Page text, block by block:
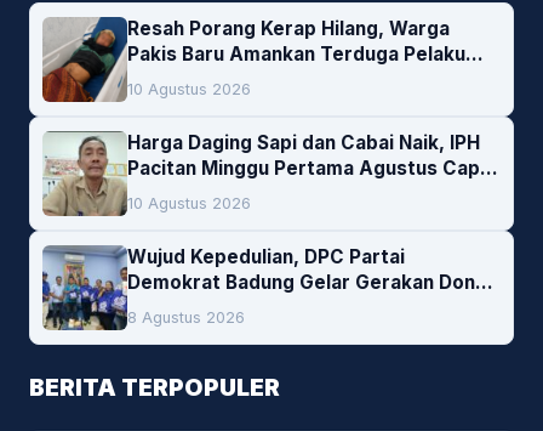
Resah Porang Kerap Hilang, Warga
Pakis Baru Amankan Terduga Pelaku
Pencurian
10 Agustus 2026
Harga Daging Sapi dan Cabai Naik, IPH
Pacitan Minggu Pertama Agustus Capai
1,66 Persen. Ini Penjelasan Kabag Ayub
10 Agustus 2026
Wujud Kepedulian, DPC Partai
Demokrat Badung Gelar Gerakan Donor
Darah
8 Agustus 2026
BERITA TERPOPULER